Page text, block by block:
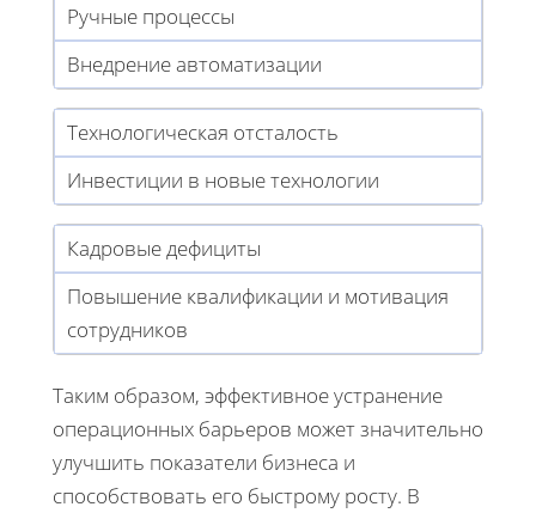
Ручные процессы
Внедрение автоматизации
Технологическая отсталость
Инвестиции в новые технологии
Кадровые дефициты
Повышение квалификации и мотивация
сотрудников
Таким образом, эффективное устранение
операционных барьеров может значительно
улучшить показатели бизнеса и
способствовать его быстрому росту. В